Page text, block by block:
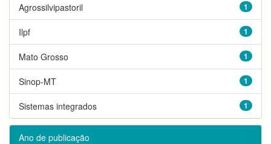
1
Agrossilvipastoril
1
Ilpf
1
Mato Grosso
1
Sinop-MT
1
Sistemas integrados
Ano de publicação